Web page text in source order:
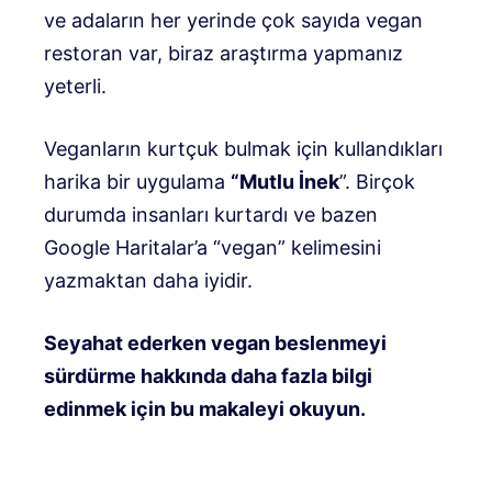
ve adaların her yerinde çok sayıda vegan
restoran var, biraz araştırma yapmanız
yeterli.
Veganların kurtçuk bulmak için kullandıkları
harika bir uygulama “Mutlu İnek”. Birçok
durumda insanları kurtardı ve bazen
Google Haritalar’a “vegan” kelimesini
yazmaktan daha iyidir.
Seyahat ederken vegan beslenmeyi
sürdürme hakkında daha fazla bilgi
edinmek için bu makaleyi okuyun.